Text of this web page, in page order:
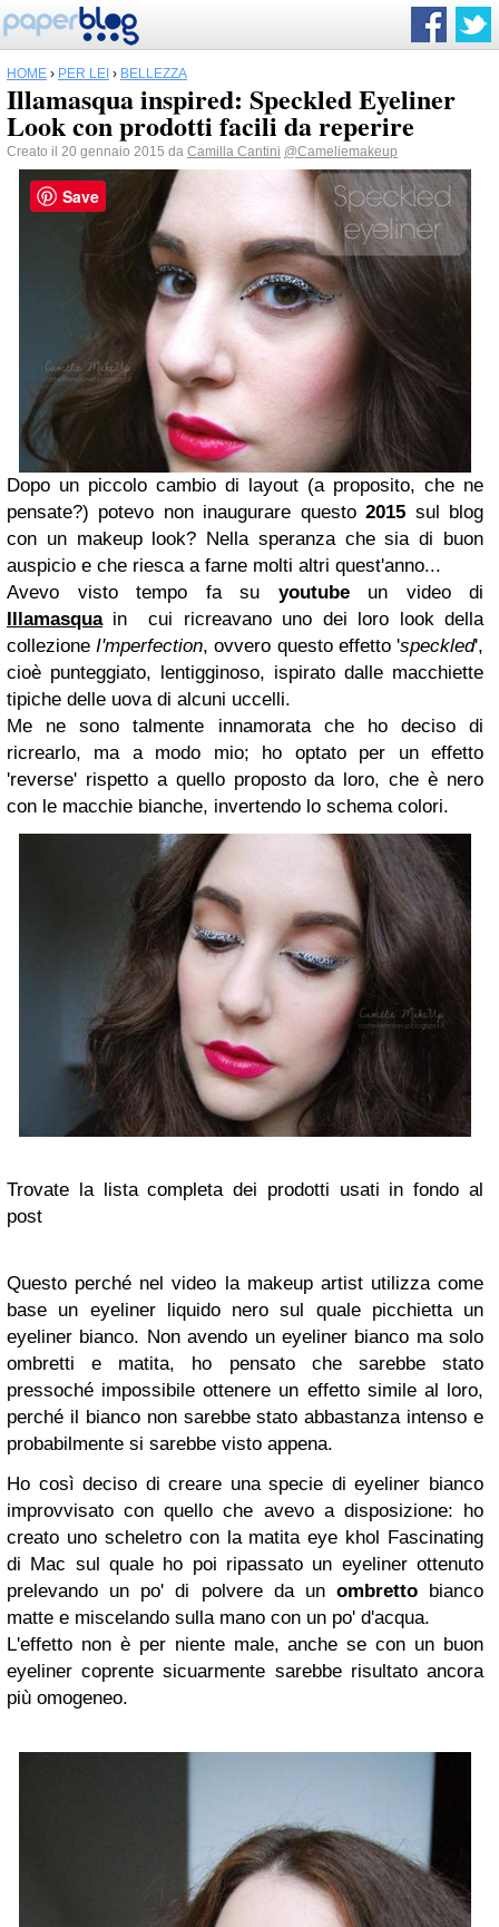
HOME › PER LEI › BELLEZZA
Illamasqua inspired: Speckled Eyeliner
Look con prodotti facili da reperire
Creato il 20 gennaio 2015 da Camilla Cantini @Cameliemakeup
Dopo un piccolo cambio di layout (a proposito, che ne
pensate?) potevo non inaugurare questo2015 sul blog
con un makeup look? Nella speranza che sia di buon
auspicio e che riesca a farne molti altri quest'anno...
Avevo visto tempo fa su youtubeun video di
Illamasquain cui ricreavano uno dei loro look della
collezioneI'mperfection, ovvero questo effetto 'speckled',
cioè punteggiato, lentigginoso, ispirato dalle macchiette
tipiche delle uova di alcuni uccelli.
Me ne sono talmente innamorata che ho deciso di
ricrearlo, ma a modo mio; ho optato per un effetto
'reverse' rispetto a quello proposto da loro, che è nero
con le macchie bianche, invertendo lo schema colori.
Trovate la lista completa dei prodotti usati in fondo al
post
Questo perché nel video la makeup artist utilizza come
base un eyeliner liquido nero sul quale picchietta un
eyeliner bianco. Non avendo un eyeliner bianco ma solo
ombretti e matita, ho pensato che sarebbe stato
pressoché impossibile ottenere un effetto simile al loro,
perché il bianco non sarebbe stato abbastanza intenso e
probabilmente si sarebbe visto appena.
Ho così deciso di creare una specie di eyeliner bianco
improvvisato con quello che avevo a disposizione: ho
creato uno scheletro con la matita eye khol Fascinating
di Mac sul quale ho poi ripassato un eyeliner ottenuto
prelevando un po' di polvere da un ombrettobianco
matte e miscelando sulla mano con un po' d'acqua.
L'effetto non è per niente male, anche se con un buon
eyeliner coprente sicuarmente sarebbe risultato ancora
più omogeneo.
Save